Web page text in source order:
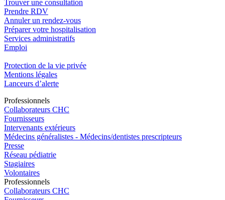
Trouver une consultation
Prendre RDV
Annuler un rendez-vous
Préparer votre hospitalisation
Services administratifs
Emploi​
Protection de la vie privée
Mentions légales
Lanceurs d’alerte
Professionnels
Collaborateurs CHC
Fournisseurs
Intervenants extérieurs
Médecins généralistes - Médecins/dentistes prescripteurs
Presse
Réseau pédiatrie
Stagiaires
Volontaires
Professionnels
Collaborateurs CHC